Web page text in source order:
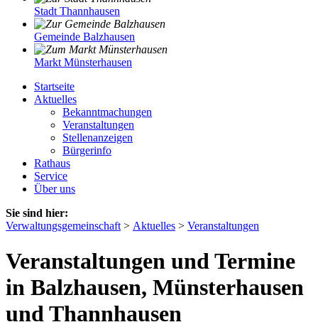
Stadt Thannhausen
Gemeinde Balzhausen
Markt Münsterhausen
Startseite
Aktuelles
Bekanntmachungen
Veranstaltungen
Stellenanzeigen
Bürgerinfo
Rathaus
Service
Über uns
Sie sind hier:
Verwaltungsgemeinschaft > Aktuelles > Veranstaltungen
Veranstaltungen und Termine
in Balzhausen, Münsterhausen
und Thannhausen